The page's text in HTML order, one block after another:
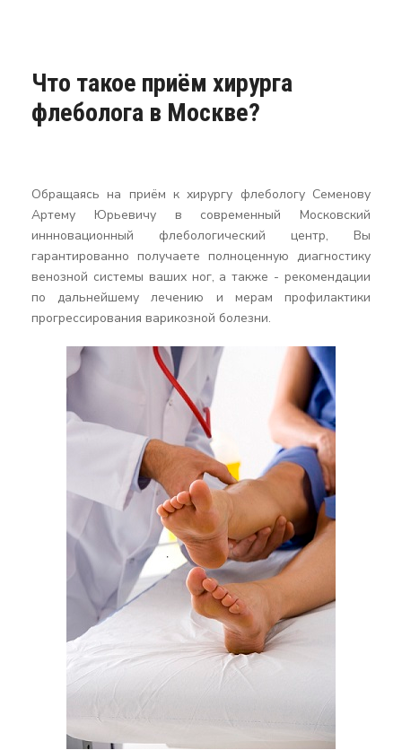
Что такое приём хирурга
флеболога в Москве?
Обращаясь на приём к хирургу флебологу Семенову
Артему Юрьевичу в современный Московский
иннновационный флебологический центр, Вы
гарантированно получаете полноценную диагностику
венозной системы ваших ног, а также - рекомендации
по дальнейшему лечению и мерам профилактики
прогрессирования варикозной болезни.